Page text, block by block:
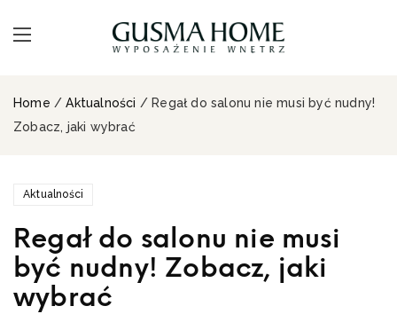
Home /Aktualności / Regał do salonu nie musi być nudny!
Zobacz, jaki wybrać
Aktualności
Regał do salonu nie musi
być nudny! Zobacz, jaki
wybrać